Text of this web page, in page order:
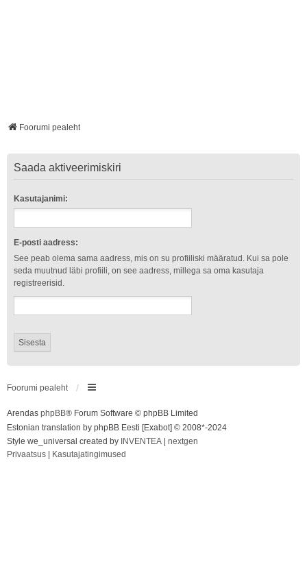
Foorumi pealeht
Saada aktiveerimiskiri
Kasutajanimi:
E-posti aadress:
See peab olema sama aadress, mis on su profiiliski määratud. Kui sa pole
seda muutnud läbi profiili, on see aadress, millega sa oma kasutaja
registreerisid.
Foorumi pealeht
Arendas phpBB® Forum Software © phpBB Limited
Estonian translation by phpBB Eesti [Exabot] © 2008*-2024
Style we_universal created by INVENTEA
nextgen
Privaatsus
Kasutajatingimused